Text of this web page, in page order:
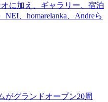
に加え、ギャラリー、宿泊
、homarelanka、Andreら
がグランドオープン20周